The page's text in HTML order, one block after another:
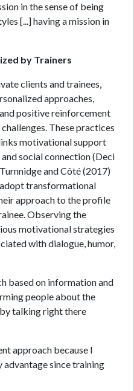
in the sense of being
[...] having a mission in
by Trainers
clients and trainees,
approaches,
positive reinforcement
These practices
motivational support
social connection (Deci
and Côté (2017)
transformational
approach to the profile
Observing the
motivational strategies
with dialogue, humor,
based on information and
people about the
talking right there
approach because I
advantage since training